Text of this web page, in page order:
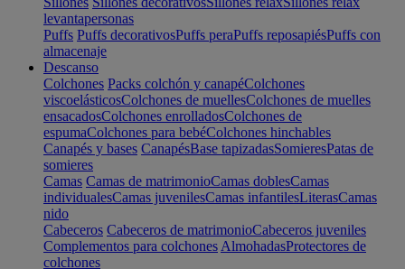
levantapersonas
Puffs Puffs decorativosPuffs peraPuffs reposapiésPuffs con
almacenaje
Descanso
Colchones Packs colchón y canapéColchones
viscoelásticosColchones de muellesColchones de muelles
ensacadosColchones enrolladosColchones de
espumaColchones para bebéColchones hinchables
Canapés y bases CanapésBase tapizadasSomieresPatas de
somieres
Camas Camas de matrimonioCamas doblesCamas
individualesCamas juvenilesCamas infantilesLiterasCamas
nido
Cabeceros Cabeceros de matrimonioCabeceros juveniles
Complementos para colchones AlmohadasProtectores de
colchones